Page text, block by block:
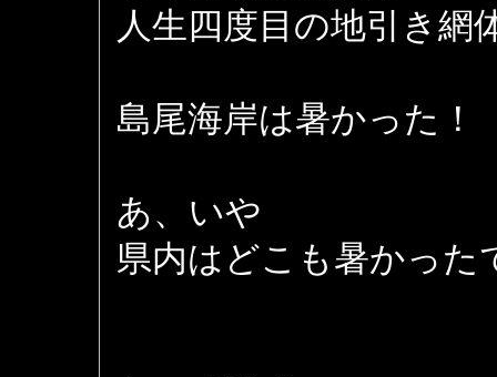
人生四度目の地引き網
島尾海岸は暑かった！
あ、いや
県内はどこも暑かった